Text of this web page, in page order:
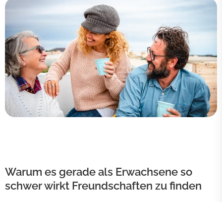
Warum es gerade als Erwachsene so
schwer wirkt Freundschaften zu finden